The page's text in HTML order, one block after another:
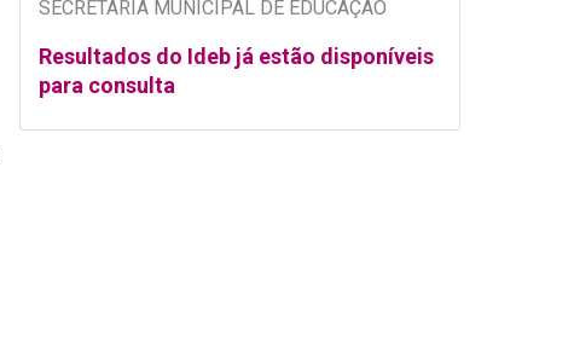
SECRETARIA MUNICIPAL DE EDUCAÇÃO
Resultados do Ideb já estão disponíveis
para consulta